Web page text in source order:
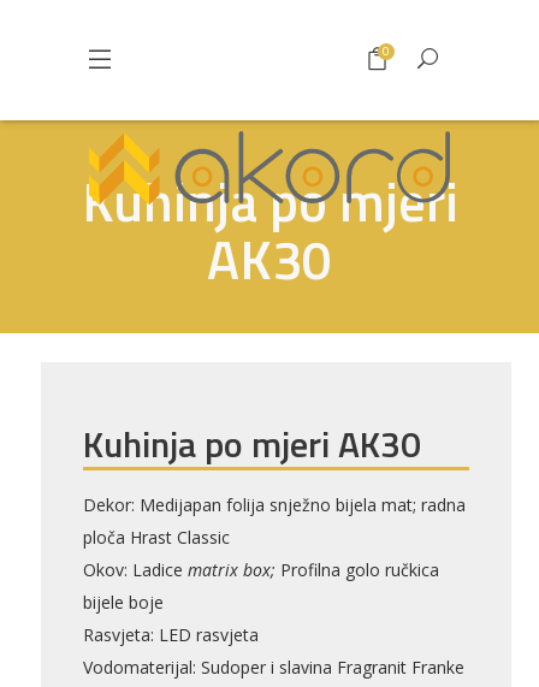
Pogledajte što je novo
u ponudi
0
Kuhinja po mjeri
AK30
Kuhinja po mjeri AK30
Dekor: Medijapan folija snježno bijela mat; radna
ploča Hrast Classic
Okov: Ladicematrix box; Profilna golo ručkica
bijele boje
Rasvjeta: LED rasvjeta
Vodomaterijal: Sudoper i slavina Fragranit Franke